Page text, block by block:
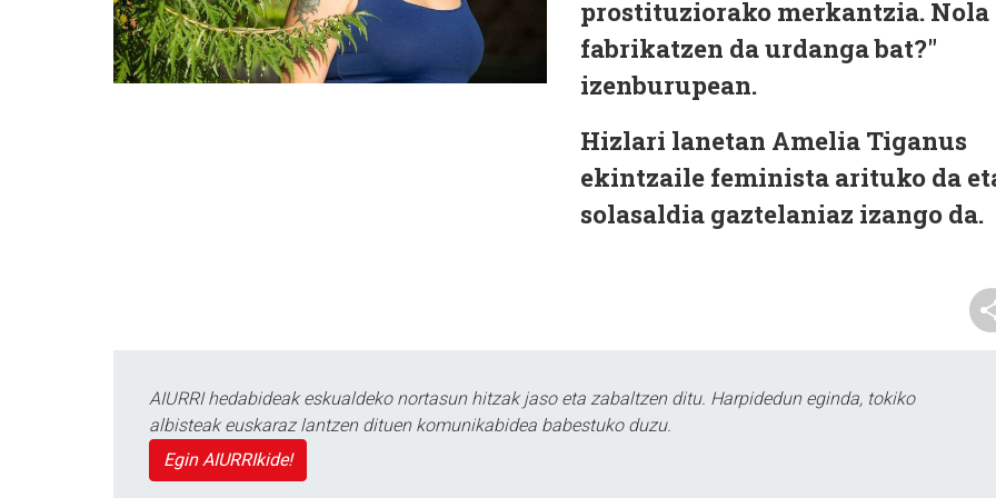
prostituziorako merkantzia. Nola
fabrikatzen da urdanga bat?"
izenburupean.
Hizlari lanetan Amelia Tiganus
ekintzaile feminista arituko da
solasaldia gaztelaniaz izango da.
AIURRI hedabideak eskualdeko nortasun hitzak jaso eta zabaltzen ditu. Harpidedun eginda, tokiko
albisteak euskaraz lantzen dituen komunikabidea babestuko duzu.
Egin AIURRIkide!